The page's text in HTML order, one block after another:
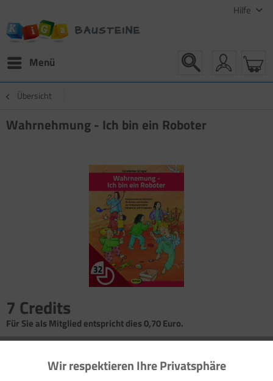
Hilfe
Menü
Übersicht
Wahrnehmung - Ich bin ein Roboter
7 Credits
Für Sie als Mitglied entspricht dies 0,70 Euro.
Funktionale Aktiv
Wir respektieren Ihre Privatsphäre